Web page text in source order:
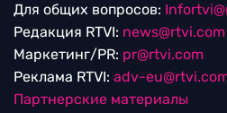
Для общих вопросов:
Редакция RTVI: news@rtvi.com
Маркетинг/PR: pr@rtvi.com
Реклама RTVI: adv-
Партнерские материалы